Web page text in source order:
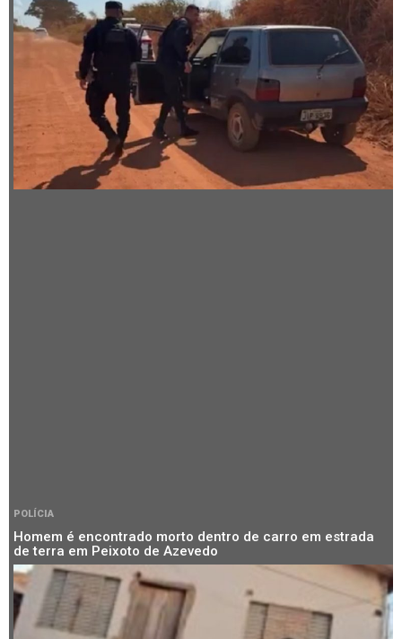
POLÍCIA
Homem é encontrado morto dentro de carro em estrada
de terra em Peixoto de Azevedo